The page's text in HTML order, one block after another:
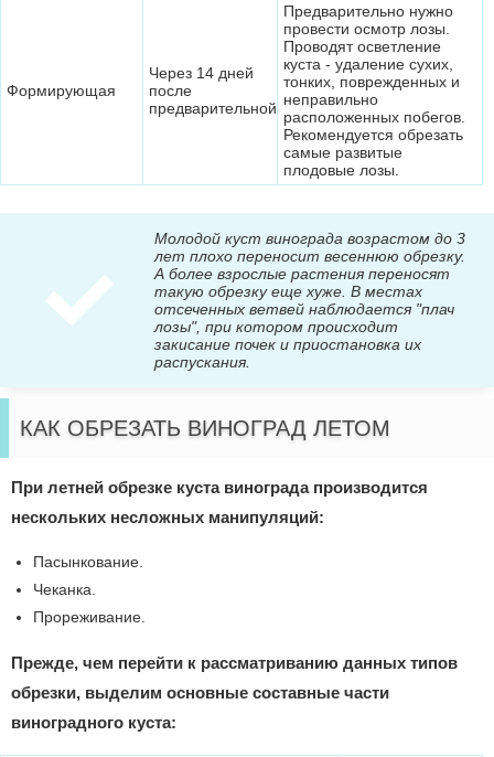
Формирующая
Через 14 дней
после
предварительной
Предварительно нужно
провести осмотр лозы.
Проводят осветление
куста - удаление сухих,
тонких, поврежденных и
неправильно
расположенных побегов.
Рекомендуется обрезать
самые развитые
плодовые лозы.
Молодой куст винограда возрастом до 3
лет плохо переносит весеннюю обрезку.
А более взрослые растения переносят
такую обрезку еще хуже. В местах
отсеченных ветвей наблюдается "плач
лозы", при котором происходит
закисание почек и приостановка их
распускания.
КАК ОБРЕЗАТЬ ВИНОГРАД ЛЕТОМ
При летней обрезке куста винограда производится
нескольких несложных манипуляций:
Пасынкование.
Чеканка.
Прореживание.
Прежде, чем перейти к рассматриванию данных типов
обрезки, выделим основные составные части
виноградного куста: